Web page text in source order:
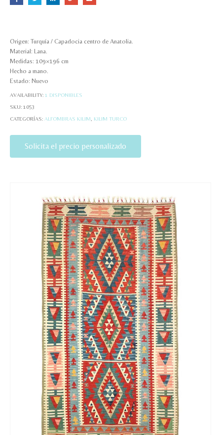
Origen: Turquía / Capadocia centro de Anatolia.
Material: Lana.
Medidas: 109×196 cm
Hecho a mano.
Estado: Nuevo
AVAILABILITY: 1 DISPONIBLES
SKU: 1053
CATEGORÍAS: ALFOMBRAS KILIM KILIM TURCO
Solicita el precio personalizado